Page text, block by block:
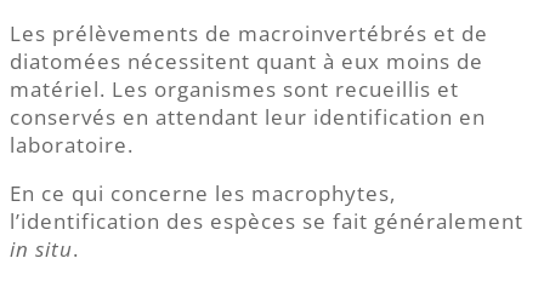
Les prélèvements de macroinvertébrés et de
diatomées nécessitent quant à eux moins de
matériel. Les organismes sont recueillis et
conservés en attendant leur identification en
laboratoire.
En ce qui concerne les macrophytes,
l’identification des espèces se fait généralement
in situ.